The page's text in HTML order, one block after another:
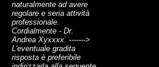
naturalmente ad avere
regolare e seria attività
professionale.
Cordialmente - Dr.
Andrea Xyxxxx ------->
L'eventuale gradita
risposta è preferibile